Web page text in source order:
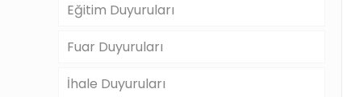
Eğitim Duyuruları
Fuar Duyuruları
İhale Duyuruları